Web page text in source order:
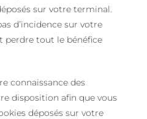
sur votre terminal.
d’incidence sur votre
perdre tout le bénéfice
connaissance des
disposition afin que vous
déposés sur votre